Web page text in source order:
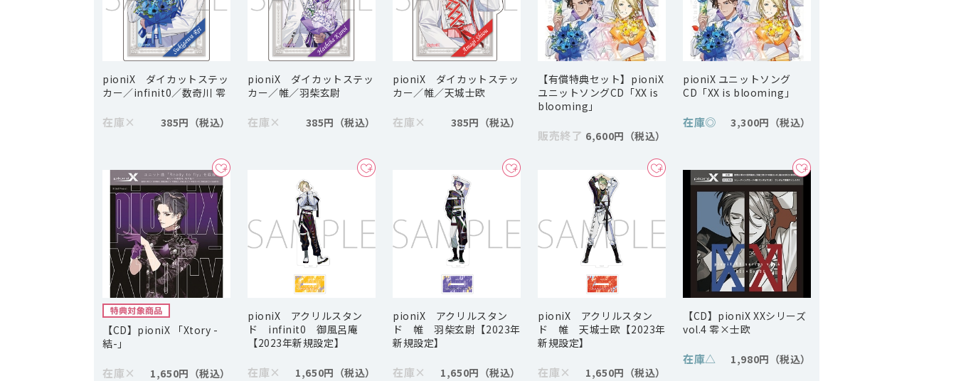
pioniX ダイカットステッ
カー／infinit0／数奇川 零
在庫× 385円
pioniX ダイカットステッ
カー／帷／羽柴玄尉
在庫× 385円
pioniX ダイカットステッ
カー／帷／天城士欧
在庫× 385円
【有償特典セット】pioniX
ユニットソングCD「XX is
blooming」
販売終了 6,600円
pioniX ユニットソング
CD「XX is blooming」
在庫◎ 3,300円
【CD】pioniX 「Xtory -
結-」
在庫× 1,650円
pioniX アクリルスタン
ド infinit0 御風呂庵
【2023年新規設定】
在庫× 1,650円
pioniX アクリルスタン
ド 帷 羽柴玄尉【2023年
新規設定】
在庫× 1,650円
pioniX アクリルスタン
ド 帷 天城士欧【2023年
新規設定】
在庫× 1,650円
【CD】pioniX XXシリーズ
vol.4 零×士欧
在庫△ 1,980円